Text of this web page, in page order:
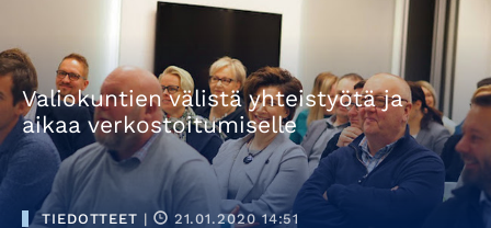
Valiokuntien välistä yhteistyötä ja
aikaa verkostoitumiselle
TIEDOTTEET | 21.01.2020 14:51